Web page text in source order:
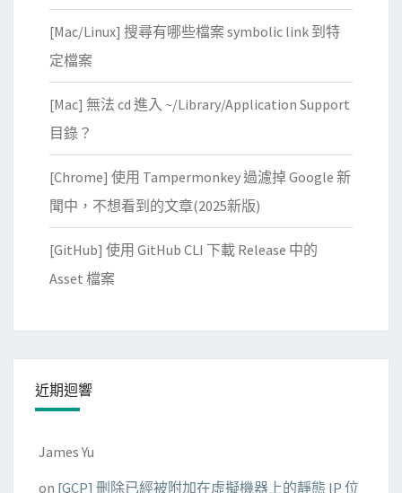
[Mac/Linux] 搜尋有哪些檔案 symbolic link 到特
定檔案
[Mac] 無法 cd 進入 ~/Library/Application Support
目錄？
[Chrome] 使用 Tampermonkey 過濾掉 Google 新
聞中，不想看到的文章(2025新版)
[GitHub] 使用 GitHub CLI 下載 Release 中的
Asset 檔案
近期迴響
James Yu
on [GCP] 刪除已經被附加在虛擬機器上的靜態 IP 位